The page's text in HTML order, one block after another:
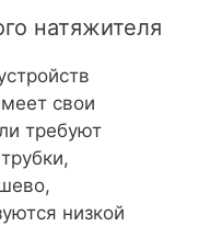
натяжителя
свои
требуют
низкой